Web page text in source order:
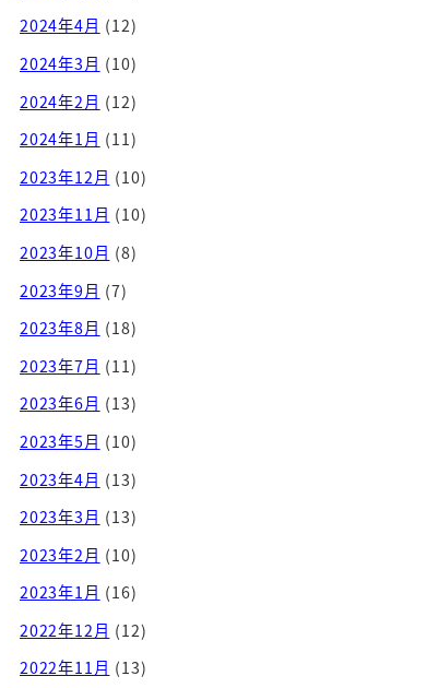
2024年4月 (12)
2024年3月 (10)
2024年2月 (12)
2024年1月 (11)
2023年12月 (10)
2023年11月 (10)
2023年10月 (8)
2023年9月 (7)
2023年8月 (18)
2023年7月 (11)
2023年6月 (13)
2023年5月 (10)
2023年4月 (13)
2023年3月 (13)
2023年2月 (10)
2023年1月 (16)
2022年12月 (12)
2022年11月 (13)